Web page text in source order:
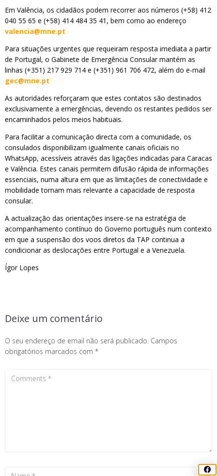
Em Valência, os cidadãos podem recorrer aos números (+58) 412
040 55 65 e (+58) 414 484 35 41, bem como ao endereço
valencia@mne.pt
Para situações urgentes que requeiram resposta imediata a partir
de Portugal, o Gabinete de Emergência Consular mantém as
linhas (+351) 217 929 714 e (+351) 961 706 472, além do e-mail
gec@mne.pt
As autoridades reforçaram que estes contatos são destinados
exclusivamente a emergências, devendo os restantes pedidos ser
encaminhados pelos meios habituais.
Para facilitar a comunicação directa com a comunidade, os
consulados disponibilizam igualmente canais oficiais no
WhatsApp, acessíveis através das ligações indicadas para Caracas
e Valência. Estes canais permitem difusão rápida de informações
essenciais, numa altura em que as limitações de conectividade e
mobilidade tornam mais relevante a capacidade de resposta
consular.
A actualização das orientações insere-se na estratégia de
acompanhamento contínuo do Governo português num contexto
em que a suspensão dos voos diretos da TAP continua a
condicionar as deslocações entre Portugal e a Venezuela.
Ígor Lopes
Deixe um comentário
O seu endereço de email não será publicado. Campos
obrigatórios marcados com *